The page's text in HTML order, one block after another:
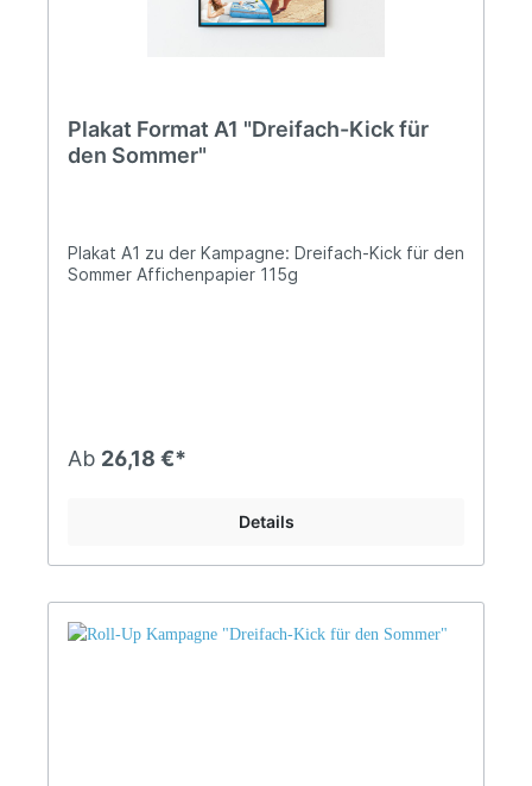
Plakat Format A1 "Dreifach-Kick für
den Sommer"
Plakat A1 zu der Kampagne: Dreifach-Kick für den
Sommer Affichenpapier 115g
Ab 26,18 €*
Details